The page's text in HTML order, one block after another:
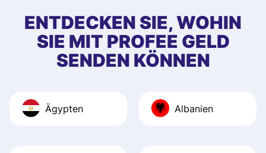
ENTDECKEN SIE, WOHIN
SIE MIT PROFEE GELD
SENDEN KÖNNEN
Ägypten Albanien